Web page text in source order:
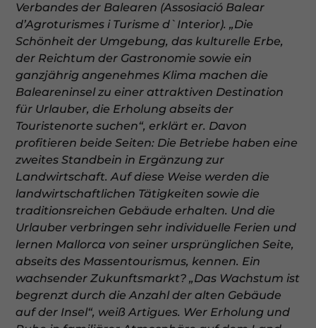
Verbandes der Balearen (Assosiació Balear
d’Agroturismes i Turisme d`Interior). „Die
Schönheit der Umgebung, das kulturelle Erbe,
der Reichtum der Gastronomie sowie ein
ganzjährig angenehmes Klima machen die
Baleareninsel zu einer attraktiven Destination
für Urlauber, die Erholung abseits der
Touristenorte suchen“, erklärt er. Davon
profitieren beide Seiten: Die Betriebe haben eine
zweites Standbein in Ergänzung zur
Landwirtschaft. Auf diese Weise werden die
landwirtschaftlichen Tätigkeiten sowie die
traditionsreichen Gebäude erhalten. Und die
Urlauber verbringen sehr individuelle Ferien und
lernen Mallorca von seiner ursprünglichen Seite,
abseits des Massentourismus, kennen. Ein
wachsender Zukunftsmarkt? „Das Wachstum ist
begrenzt durch die Anzahl der alten Gebäude
auf der Insel“, weiß Artigues. Wer Erholung und